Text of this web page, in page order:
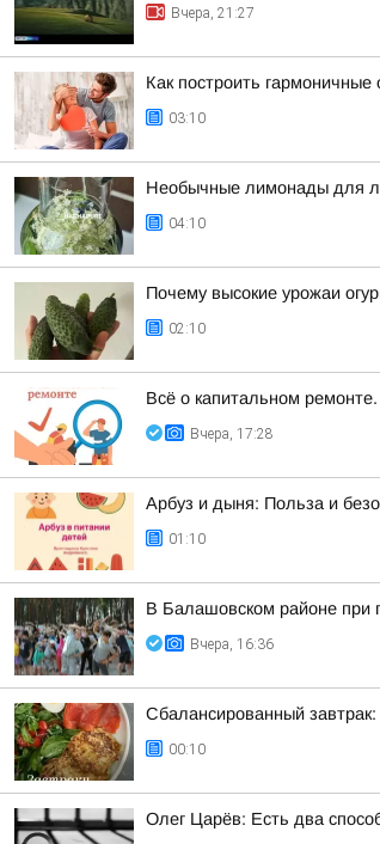
Вчера, 21:27
Как построить
03:10
Необычные лимонады для
04:10
Почему высокие урожаи
02:10
Всё о капитальном
Вчера, 17:28
Арбуз и дыня: Польза и
01:10
В Балашовском районе при
Вчера, 16:36
Сбалансированный
00:10
Олег Царёв: Есть два